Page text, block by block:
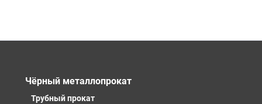
Чёрный металлопрокат
Трубный прокат